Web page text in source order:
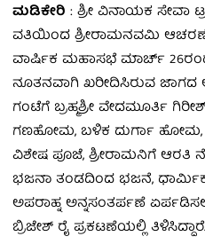
ಮಡಿಕೇರಿ : ಶ್ರೀ ವಿನಾಯಕ ಸೇವಾ
ವತಿಯಿಂದ ಶ್ರೀರಾಮನವಮಿ ಆಚರಣೆ
ವಾರ್ಷಿಕ ಮಹಾಸಭೆ ಮಾರ್ಚ್‌
ನೂತನವಾಗಿ ಖರೀದಿಸಿರುವ ಜಾಗದ
ಗಂಟೆಗೆ ಬ್ರಹ್ಮಶ್ರೀ ವೇದಮೂರ್ತಿ
ಗಣಹೋಮ, ಬಳಿಕ ದುರ್ಗಾ ಹೋಮ,
ವಿಶೇಷ ಪೂಜೆ, ಶ್ರೀರಾಮನಿಗೆ ಆರತಿ
ಭಜನಾ ತಂಡದಿಂದ ಭಜನೆ,
ಅಪರಾಹ್ನ ಅನ್ನಸಂತರ್ಪಣೆ
ಬ್ರಿಜೇಶ್‌ ರೈ ಪ್ರಕಟಣೆಯಲ್ಲಿ ತಿಳಿಸಿದ್ದಾರೆ.